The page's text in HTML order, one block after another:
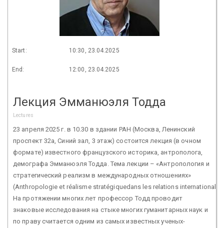
Start: 10:30, 23.04.2025
End: 12:00, 23.04.2025
Лекция Эмманюэля Тодда
Lectures
23 апреля 2025 г. в 10.30 в здании РАН (Москва, Ленинский
проспект 32а, Синий зал, 3 этаж) состоится лекция (в очном
формате) известного французского историка, антрополога,
демографа Эмманюэля Тодда. Тема лекции – «Антропология и
стратегический реализм в международных отношениях»
(Anthropologie et réalisme stratégiquedans les relations
На протяжении многих лет профессор Тодд проводит
знаковые исследования на стыке многих гуманитарных наук и
по праву считается одним из самых известных ученых-